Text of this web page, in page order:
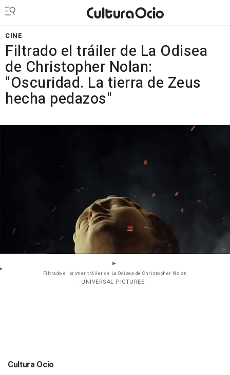
CINE
Filtrado el tráiler de La Odisea
de Christopher Nolan:
"Oscuridad. La tierra de Zeus
hecha pedazos"
Filtrado el primer tráiler de La Odisea de Christopher Nolan
- UNIVERSAL PICTURES
Cultura Ocio